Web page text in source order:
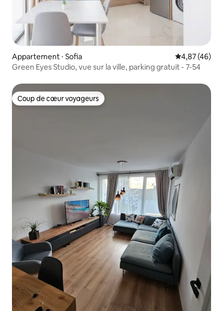
Appartement ⋅ Sofia Évaluation
4,87 (46)
Green Eyes Studio, vue sur la ville, parking gratuit - 7-54
Coup de cœur voyageurs
Coup de cœur voyageurs